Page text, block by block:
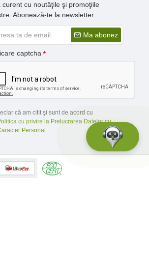
curent cu noutăţile şi promoţiile
Abonează-te la newsletter.
Ma abonez
captcha
că am citit şi sunt de acord cu
cu privire la Prelucrarea Datelor cu
Personal